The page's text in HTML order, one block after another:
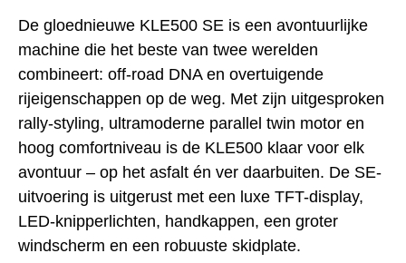
De gloednieuwe KLE500 SE is een avontuurlijke
machine die het beste van twee werelden
combineert: off-road DNA en overtuigende
rijeigenschappen op de weg. Met zijn uitgesproken
rally-styling, ultramoderne parallel twin motor en
hoog comfortniveau is de KLE500 klaar voor elk
avontuur – op het asfalt én ver daarbuiten. De SE-
uitvoering is uitgerust met een luxe TFT-display,
LED-knipperlichten, handkappen, een groter
windscherm en een robuuste skidplate.